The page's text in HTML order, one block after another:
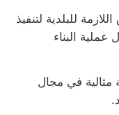
للبلدية لتنفيذ
البناء
مثالية في مجال